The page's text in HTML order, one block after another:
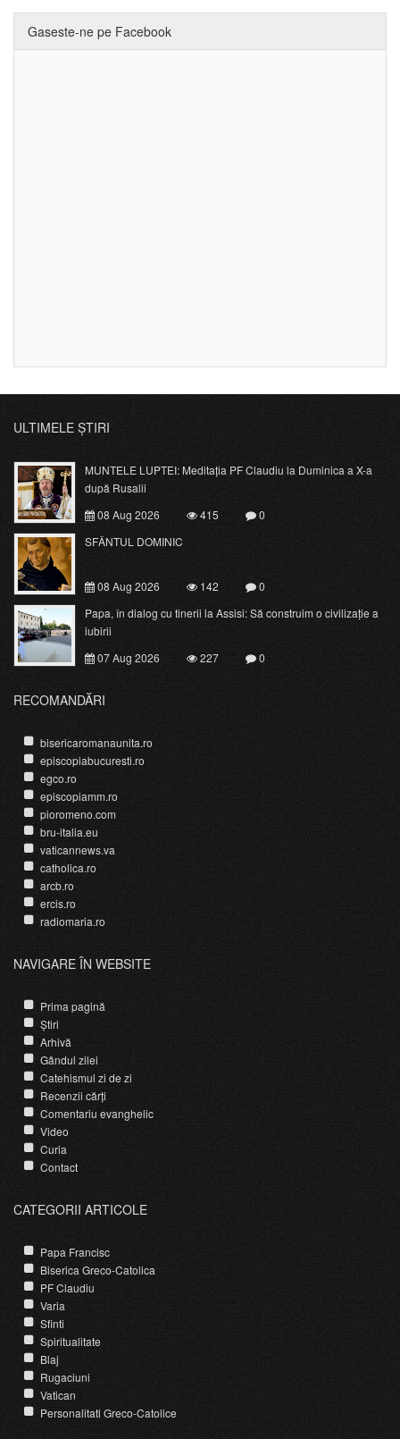
Gaseste-ne pe Facebook
ULTIMELE ȘTIRI
MUNTELE LUPTEI: Meditația PF Claudiu la Duminica a X-a
după Rusalii
08 Aug 2026
415
0
SFÂNTUL DOMINIC
08 Aug 2026 142
0
Papa, în dialog cu tinerii la Assisi: Să construim o civilizație a
iubirii
07 Aug 2026
227 0
RECOMANDĂRI
bisericaromanaunita.ro
episcopiabucuresti.ro
egco.ro
episcopiamm.ro
pioromeno.com
bru-italia.eu
vaticannews.va
catholica.ro
arcb.ro
ercis.ro
radiomaria.ro
NAVIGARE ÎN WEBSITE
Prima pagină
Știri
Arhivă
Gândul zilei
Catehismul zi de zi
Recenzii cărți
Comentariu evanghelic
Video
Curia
Contact
CATEGORII ARTICOLE
Papa Francisc
Biserica Greco-Catolica
PF Claudiu
Varia
Sfinti
Spiritualitate
Blaj
Rugaciuni
Vatican
Personalitati Greco-Catolice